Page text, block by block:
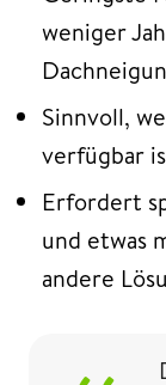
weniger
Sinnvoll,
verfügbar
Erfordert
und etwas
andere